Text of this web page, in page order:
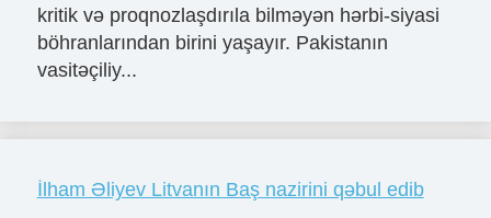
kritik və proqnozlaşdırıla bilməyən hərbi-siyasi
böhranlarından birini yaşayır. Pakistanın
vasitəçiliy...
İlham Əliyev Litvanın Baş nazirini qəbul edib